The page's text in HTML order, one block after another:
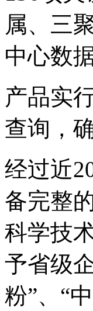
属、三
中心数
产品实
查询，
经过近
备完整
科学技
予省级
粉”、“